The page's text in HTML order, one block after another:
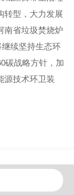
转型，大力发展
南省垃圾焚烧炉
继续坚持生态环
碳战略方针，加
源技术环卫装